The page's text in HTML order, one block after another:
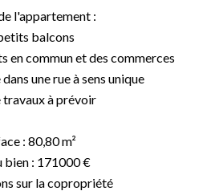
l'appartement :
balcons
en commun et des commerces
une rue à sens unique
travaux à prévoir
: 80,80 m²
bien : 171000 €
sur la copropriété